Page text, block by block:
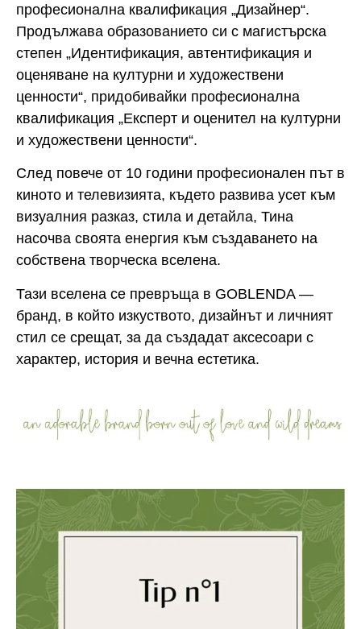
професионална квалификация „Дизайнер“.
Продължава образованието си с магистърска
степен „Идентификация, автентификация и
оценяване на културни и художествени
ценности“, придобивайки професионална
квалификация „Експерт и оценител на културни
и художествени ценности“.
След повече от 10 години професионален път в
киното и телевизията, където развива усет към
визуалния разказ, стила и детайла, Тина
насочва своята енергия към създаването на
собствена творческа вселена.
Тази вселена се превръща в GOBLENDA —
бранд, в който изкуството, дизайнът и личният
стил се срещат, за да създадат аксесоари с
характер, история и вечна естетика.